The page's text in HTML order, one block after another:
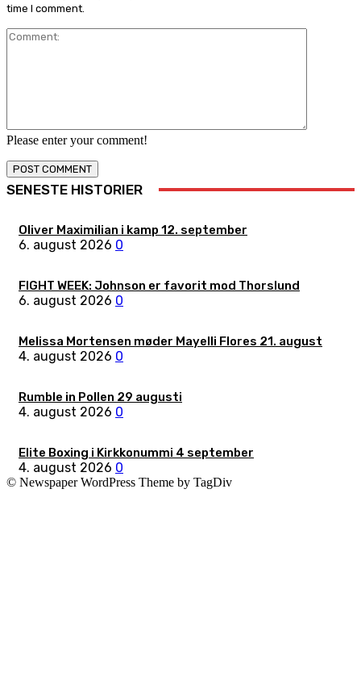
Please enter your comment!
time I comment.
SENESTE HISTORIER
Oliver Maximilian i kamp 12. september
6. august 2026 0
FIGHT WEEK: Johnson er favorit mod Thorslund
6. august 2026 0
Melissa Mortensen møder Mayelli Flores 21. august
4. august 2026 0
Rumble in Pollen 29 augusti
4. august 2026 0
Elite Boxing i Kirkkonummi 4 september
4. august 2026 0
© Newspaper WordPress Theme by TagDiv